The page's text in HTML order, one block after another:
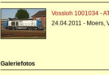
Vossloh 1001034 -
24.04.2011 - Moers,
Galeriefotos